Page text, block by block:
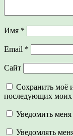
Имя *
Email *
Сайт
Сохранить моё
последующих моих
Уведомить
Уведомлять